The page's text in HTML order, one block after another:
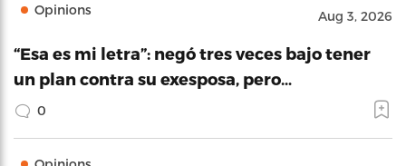
Opinions Aug 3, 2026
“Esa es mi letra”: negó tres veces bajo tener
un plan contra su exesposa, pero…
0